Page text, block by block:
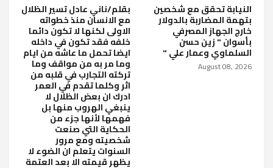
النيابة تحقق مع شخصين
بتهمة المضاربة بالدولار
خارج الجهاز المصرفي
بأسوان " زين حسن
السلماوي وعمار علي "
August 08, 2026
بقلم/ناني عادل تسير الظلال
مع الانسان منذ خطواته
الاولى لكنها لا تكون دائما
خلفه فقد تكون في داخله
ايضا تحمل ما عاشه من ايام
وما مر به من مواقف وما
تركته التجارب في قلبه من
اثر وكلما تقدم في العمر
ادرك ان بعض الظلال لا
ينبغي الهروب منها بل
فهمها لأنها جزء من
الحكاية التي صنعت
شخصيته ومع مرور
السنوات يتعلم ان الضوء لا
يظهر قيمته الا بعد العتمة